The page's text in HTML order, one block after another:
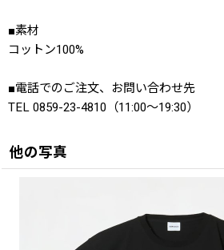
■素材
コットン100%
■電話でのご注文、お問い合わせ先
TEL 0859-23-4810（11:00〜19:30）
他の写真